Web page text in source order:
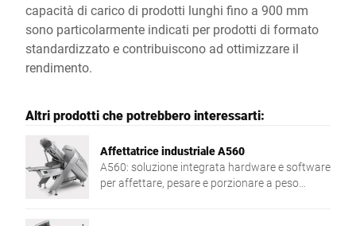
capacità di carico di prodotti lunghi fino a 900 mm
sono particolarmente indicati per prodotti di formato
standardizzato e contribuiscono ad ottimizzare il
rendimento.
Altri prodotti che potrebbero interessarti:
Affettatrice industriale A560
A560: soluzione integrata hardware e software
per affettare, pesare e porzionare a peso